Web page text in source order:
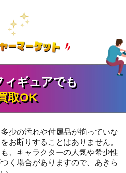
ィギュアでも
取OK
少の汚れや付属品が揃っていな
お断りすることはありません。
、キャラクターの人気や希少性
く場合がありますので、あきら